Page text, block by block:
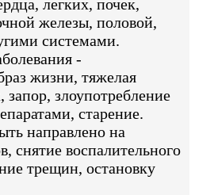
легких, почек,
железы, половой,
системами.
-
жизни, тяжелая
запор, злоупотребление
старение.
направлено на
снятие воспалительного
трещин, остановку